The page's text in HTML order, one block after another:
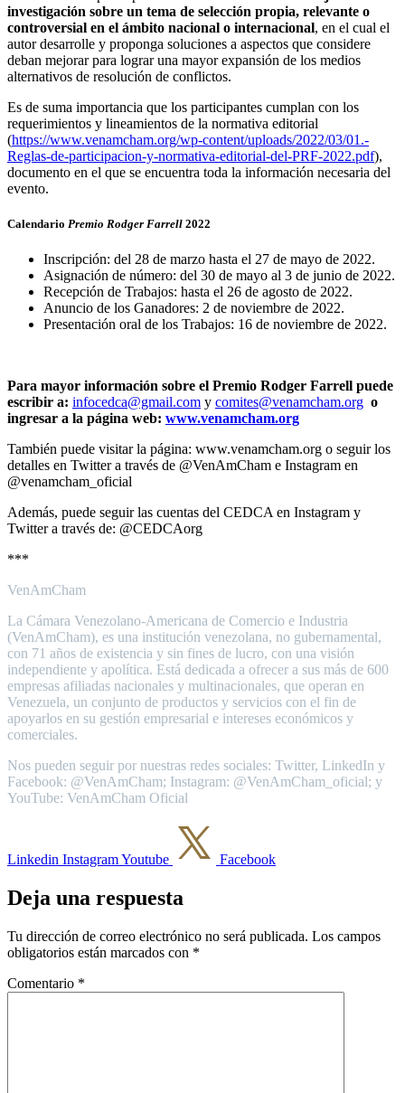
investigación sobre un tema de selección propia, relevante o
controversial en el ámbito nacional o internacional, en el cual el
autor desarrolle y proponga soluciones a aspectos que considere
deban mejorar para lograr una mayor expansión de los medios
alternativos de resolución de conflictos.
Es de suma importancia que los participantes cumplan con los
requerimientos y lineamientos de la normativa editorial
(https://www.venamcham.org/wp-content/uploads/2022/03/01.-
Reglas-de-participacion-y-normativa-editorial-del-PRF-2022.pdf),
documento en el que se encuentra toda la información necesaria del
evento.
Calendario Premio Rodger Farrell 2022
Inscripción: del 28 de marzo hasta el 27 de mayo de 2022.
Asignación de número: del 30 de mayo al 3 de junio de 2022.
Recepción de Trabajos: hasta el 26 de agosto de 2022.
Anuncio de los Ganadores: 2 de noviembre de 2022.
Presentación oral de los Trabajos: 16 de noviembre de 2022.
Para mayor información sobre el Premio Rodger Farrell puede
escribir a: infocedca@gmail.com y comites@venamcham.org o
ingresar a la página web: www.venamcham.org
También puede visitar la página: www.venamcham.org o seguir los
detalles en Twitter a través de @VenAmCham e Instagram en
@venamcham_oficial
Además, puede seguir las cuentas del CEDCA en Instagram y
Twitter a través de: @CEDCAorg
***
VenAmCham
La Cámara Venezolano-Americana de Comercio e Industria
(VenAmCham), es una institución venezolana, no gubernamental,
con 71 años de existencia y sin fines de lucro, con una visión
independiente y apolítica. Está dedicada a ofrecer a sus más de 600
empresas afiliadas nacionales y multinacionales, que operan en
Venezuela, un conjunto de productos y servicios con el fin de
apoyarlos en su gestión empresarial e intereses económicos y
comerciales.
Nos pueden seguir por nuestras redes sociales: Twitter, LinkedIn y
Facebook: @VenAmCham; Instagram: @VenAmCham_oficial; y
YouTube: VenAmCham Oficial
Linkedin InstagramYoutube Facebook
Deja una respuesta
Tu dirección de correo electrónico no será publicada. Los campos
obligatorios están marcados con *
Comentario *